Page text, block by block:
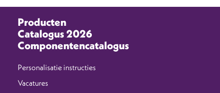
Producten
Catalogus 2026
Componentencatalogus
Personalisatie instructies
Vacatures